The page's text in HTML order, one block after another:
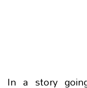
In a story